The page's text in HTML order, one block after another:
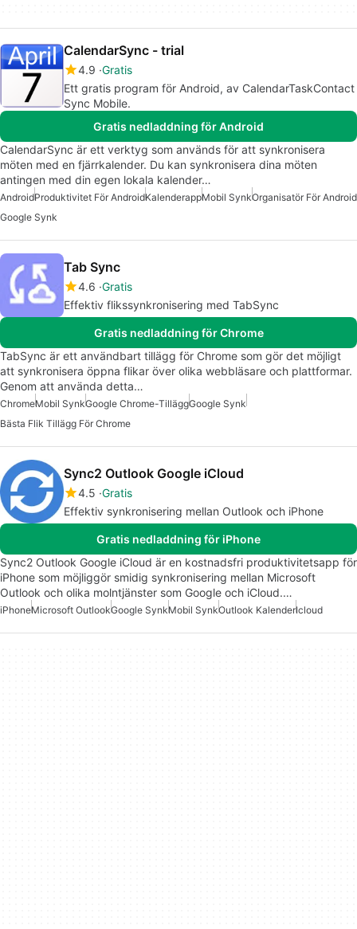
CalendarSync - trial
4.9 Gratis
Ett gratis program för Android, av CalendarTaskContact
Sync Mobile.
Gratis nedladdning för Android
CalendarSync är ett verktyg som används för att synkronisera
möten med en fjärrkalender. Du kan synkronisera dina möten
antingen med din egen lokala kalender…
AndroidProduktivitet För AndroidKalenderappMobil SynkOrganisatör För Android
Google Synk
Tab Sync
4.6 Gratis
Effektiv flikssynkronisering med TabSync
Gratis nedladdning för Chrome
TabSync är ett användbart tillägg för Chrome som gör det möjligt
att synkronisera öppna flikar över olika webbläsare och plattformar.
Genom att använda detta…
ChromeMobil SynkGoogle Chrome-TilläggGoogle Synk
Bästa Flik Tillägg För Chrome
Sync2 Outlook Google iCloud
4.5 Gratis
Effektiv synkronisering mellan Outlook och iPhone
Gratis nedladdning för iPhone
Sync2 Outlook Google iCloud är en kostnadsfri produktivitetsapp för
iPhone som möjliggör smidig synkronisering mellan Microsoft
Outlook och olika molntjänster som Google och iCloud.…
iPhoneMicrosoft OutlookGoogle SynkMobil SynkOutlook KalenderIcloud